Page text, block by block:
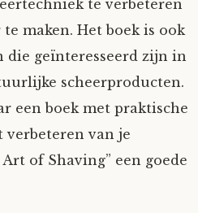
te verbeteren
maken. Het boek is ook
die geïnteresseerd zijn in
scheerproducten.
een boek met praktische
verbeteren van je
of Shaving” een goede